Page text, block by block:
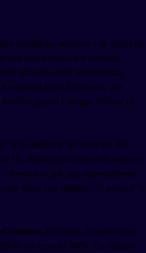
científicos, técnicos y en tablas de
más narrativos o formales
guías de estilo recomiendan
Press Stylebook, por
que el Chicago Manual of
Aquí depende del contexto. En
10, algunas guías de estilo sugieren
Pero en la práctica, especialmente
cifras casi siempre: "5 percent" o
símbolo: En inglés, lo estándar es
sin espacio: 50%. En algunos